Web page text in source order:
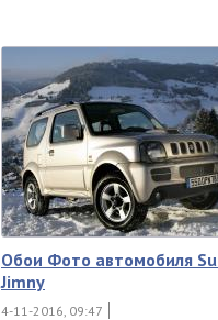
Обои Фото автомобиля
Jimny
4-11-2016, 09:47